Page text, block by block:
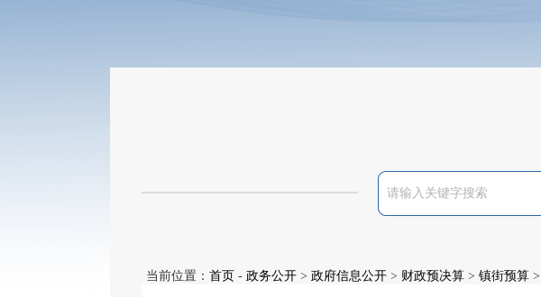
当前位置： 首页 - 政务公开 > 政府信息公开 > 财政预决算 > 镇街预算 >